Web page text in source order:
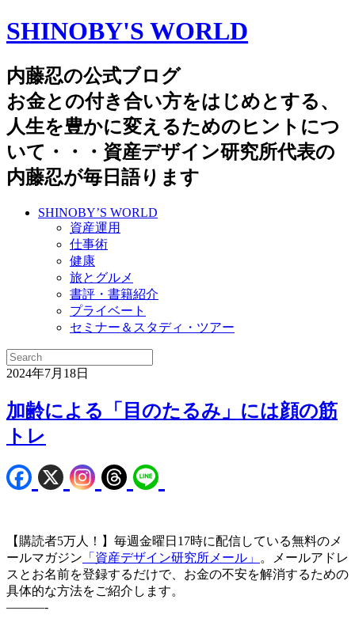
SHINOBY'S WORLD
内藤忍の公式ブログ
お金との付き合い方をはじめとする、
人生を豊かに変えるためのヒントにつ
いて・・・資産デザイン研究所代表の
内藤忍が毎日語ります
SHINOBY’S WORLD
資産運用
仕事術
健康
旅とグルメ
書評・書籍紹介
プライベート
セミナー＆スタディ・ツアー
2024年7月18日
加齢による「目のたるみ」には顔の筋
トレ
【購読者5万人！】毎週金曜日17時に配信している無料のメ
ールマガジン 「資産デザイン研究所メール」
。メールアドレ
スとお名前を登録するだけで、お金の不安を解消するための
具体的な方法をご紹介します。
———-